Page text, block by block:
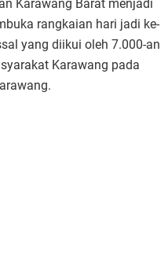
Karawang Barat menjadi
rangkaian hari jadi ke-
yang diikui oleh 7.000-an
Karawang pada